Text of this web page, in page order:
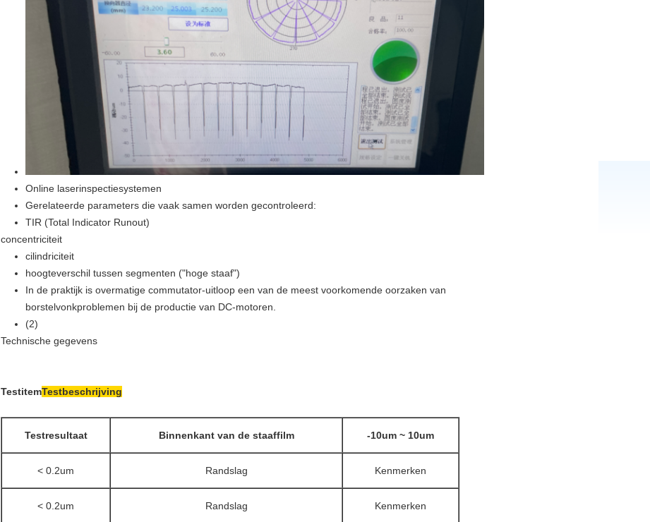
Online laserinspectiesystemen
Gerelateerde parameters die vaak samen worden gecontroleerd:
TIR (Total Indicator Runout)
concentriciteit
cilindriciteit
hoogteverschil tussen segmenten ("hoge staaf")
In de praktijk is overmatige commutator-uitloop een van de meest voorkomende oorzaken van
borstelvonkproblemen bij de productie van DC-motoren.
(2)
Technische gegevens
TestitemTestbeschrijving
Testresultaat Binnenkant van de staaffilm -10um ~ 10um
< 0.2um Randslag Kenmerken
< 0.2um Randslag Kenmerken